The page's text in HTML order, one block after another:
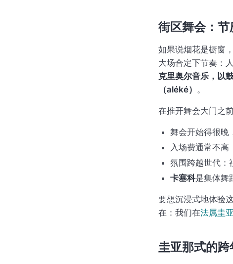
街区舞会：
如果说烟花是橱窗
大场合定下节奏：
克里奥尔音乐，以
（aléké） 。
在推开舞会大门之
舞会开始得很晚
入场费通常不高
氛围跨越世代：
卡塞科是集体舞
要想沉浸式地体验
在：我们在法属圭
圭亚那式的跨